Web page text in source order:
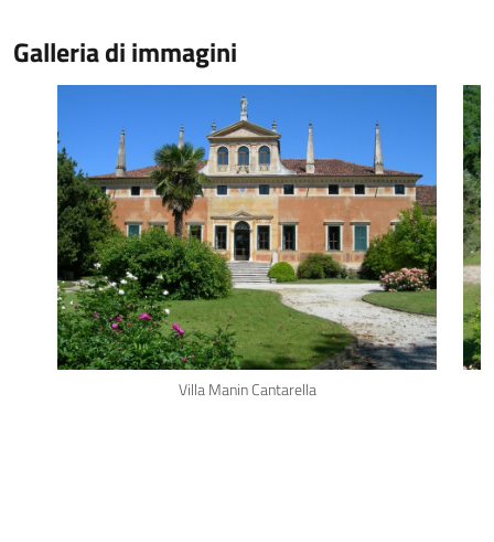
Galleria di immagini
Villa Manin Cantarella